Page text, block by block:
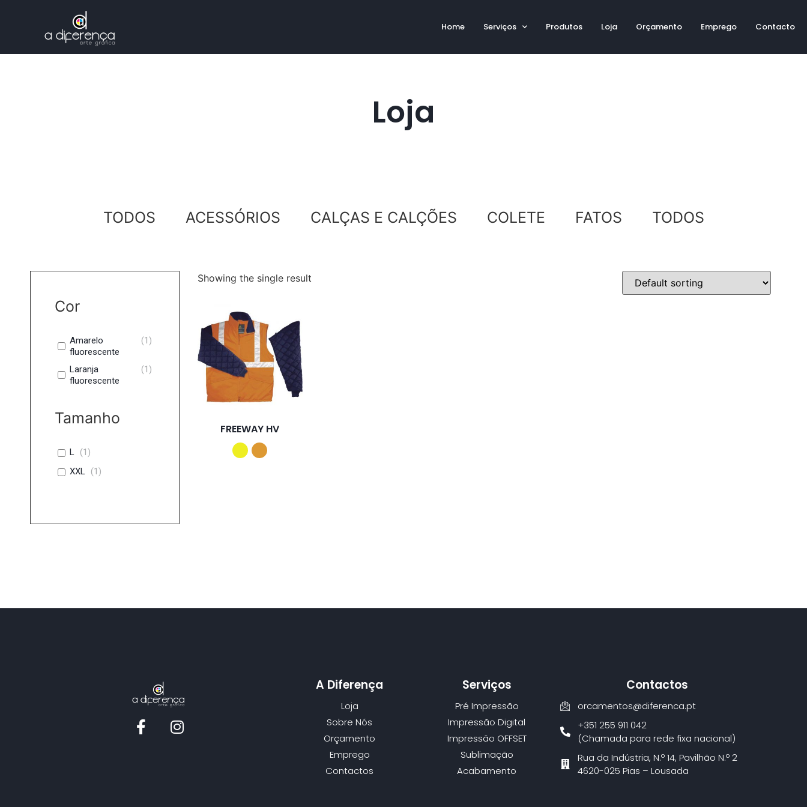
Home Serviços Produtos Loja Orçamento Emprego Contacto
Loja
TODOS ACESSÓRIOS CALÇAS E CALÇÕES COLETE FATOS TODOS
Cor
Amarelo
fluorescente
(1)
Laranja
fluorescente
(1)
Tamanho
L (1)
XXL
(1)
Showing the single result
FREEWAY HV
A Diferença
Loja
Sobre Nós
Orçamento
Emprego
Contactos
Serviços
Pré Impressão
Impressão Digital
Impressão OFFSET
Sublimação
Acabamento
Contactos
orcamentos@diferenca.pt
+351 255 911 042
(Chamada para rede fixa nacional)
Rua da Indústria, N.º 14, Pavilhão N.º 2
4620-025 Pias – Lousada